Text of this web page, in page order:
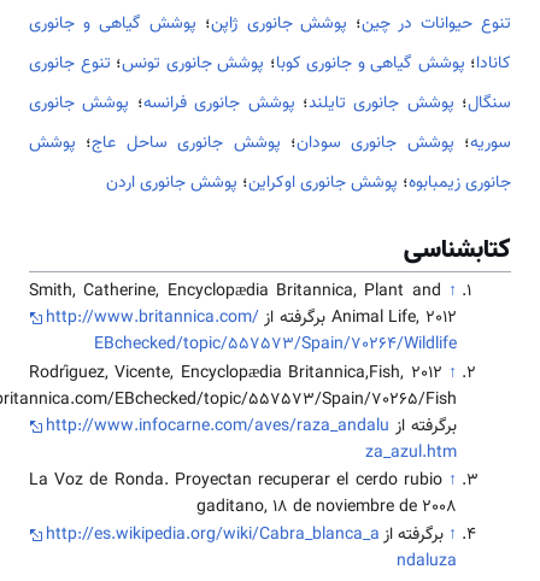
حیوانات در چین ؛پوشش جانوری ژاپن؛پوشش گیاهی و جانوری
پوشش گیاهی و جانوری کوبا؛پوشش جانوری تونس؛ تنوع جانوری
؛پوشش جانوری تایلند؛ پوشش جانوری فرانسه؛پوشش جانوری
؛پوشش جانوری سودان؛پوشش جانوری ساحل عاج؛پوشش
زیمبابوه؛پوشش جانوری اوکراین؛پوشش جانوری اردن
Smith, Catherine, Encyclopædia Britannica, Plant and
Animal Life, 2012 برگرفته از
http://www.britannica.com/
EBchecked/topic/557573/Spain/70264/Wildlife
Rodríguez, Vicente, Encyclopædia Britannica,Fish, 2012
www.britannica.com/EBchecked/topic/557573/Spain/70265/Fish)
برگرفته ازhttp://www.infocarne.com/aves/raza_andalu
za_azul.htm
La Voz de Ronda. Proyectan recuperar el cerdo rubio
gaditano, 18 de noviembre de 2008
برگرفته ازhttp://es.wikipedia.org/wiki/Cabra_blanca_a
ndaluza